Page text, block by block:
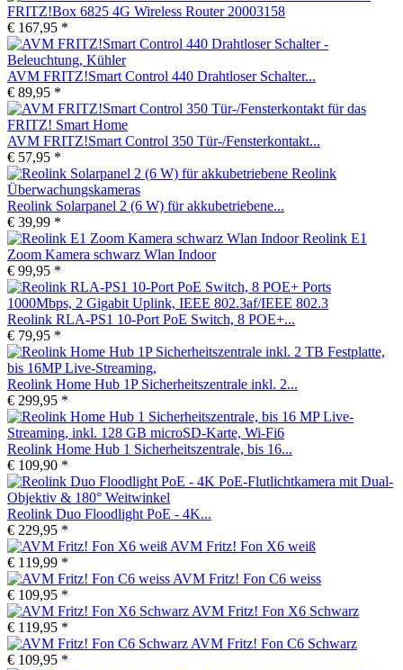
FRITZ!Box 6825 4G Wireless Router 20003158
€ 167,95 *
AVM FRITZ!Smart Control 440 Drahtloser Schalter...
€ 89,95 *
AVM FRITZ!Smart Control 350 Tür-/Fensterkontakt...
€ 57,95 *
Reolink Solarpanel 2 (6 W) für akkubetriebene...
€ 39,99 *
Reolink E1
Zoom Kamera schwarz Wlan Indoor
€ 99,95 *
Reolink RLA-PS1 10-Port PoE Switch, 8 POE+...
€ 79,95 *
Reolink Home Hub 1P Sicherheitszentrale inkl. 2...
€ 299,95 *
Reolink Home Hub 1 Sicherheitszentrale, bis 16...
€ 109,90 *
Reolink Duo Floodlight PoE - 4K...
€ 229,95 *
AVM Fritz! Fon X6 weiß
€ 119,99 *
AVM Fritz! Fon C6 weiss
€ 109,95 *
AVM Fritz! Fon X6 Schwarz
€ 119,95 *
AVM Fritz! Fon C6 Schwarz
€ 109,95 *